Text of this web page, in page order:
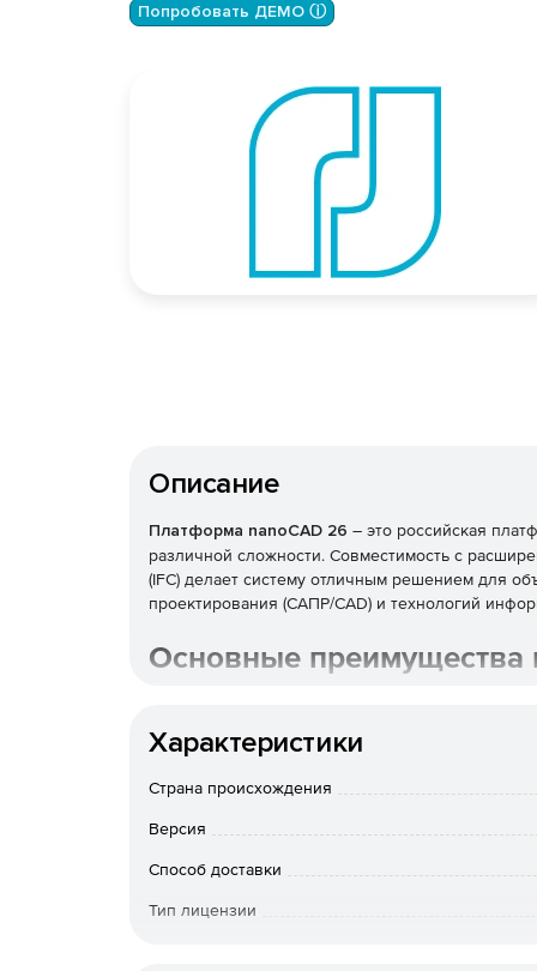
Попробовать ДЕМО ⓘ
Описание
Платформа nanoCAD 26 – это российская
различной сложности. Совместимость с
(IFC) делает систему отличным решением для
проектирования (САПР/CAD) и технологий
Основные преимущества
форматами (.dwg, .dxf, .dwt и др.).
Поддерживается создание многовидовых
объектов и сократить время
контролировать процесс создания
Характеристики
Страна происхождения
Версия
Способ доставки
Тип лицензии